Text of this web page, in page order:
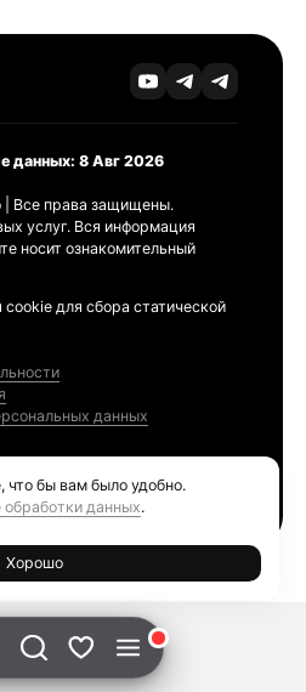
данных: 8 Авг 2026
Все права защищены.
услуг. Вся информация
носит ознакомительный
для сбора статической
данных
бы вам было удобно.
обработки данных.
Хорошо